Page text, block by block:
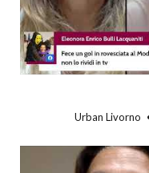
Urban Livorno